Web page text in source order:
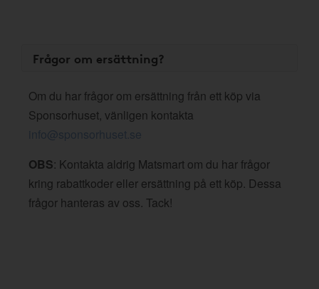
Frågor om ersättning?
Om du har frågor om ersättning från ett köp via
Sponsorhuset, vänligen kontakta
info@sponsorhuset.se
OBS: Kontakta aldrig Matsmart om du har frågor
kring rabattkoder eller ersättning på ett köp. Dessa
frågor hanteras av oss. Tack!